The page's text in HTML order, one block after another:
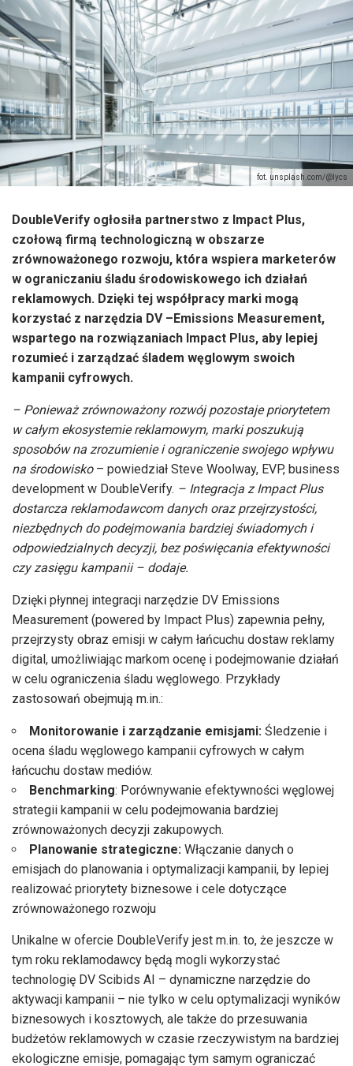
fot. unsplash.com/@lycs
DoubleVerify ogłosiła partnerstwo z Impact Plus,
czołową firmą technologiczną w obszarze
zrównoważonego rozwoju, która wspiera marketerów
w ograniczaniu śladu środowiskowego ich działań
reklamowych. Dzięki tej współpracy marki mogą
korzystać z narzędzia DV –Emissions Measurement,
wspartego na rozwiązaniach Impact Plus, aby lepiej
rozumieć i zarządzać śladem węglowym swoich
kampanii cyfrowych.
– Ponieważ zrównoważony rozwój pozostaje priorytetem
w całym ekosystemie reklamowym, marki poszukują
sposobów na zrozumienie i ograniczenie swojego wpływu
na środowisko– powiedział Steve Woolway, EVP, business
development w DoubleVerify. – Integracja z Impact Plus
dostarcza reklamodawcom danych oraz przejrzystości,
niezbędnych do podejmowania bardziej świadomych i
odpowiedzialnych decyzji, bez poświęcania efektywności
czy zasięgu kampanii – dodaje.
Dzięki płynnej integracji narzędzie DV Emissions
Measurement (powered by Impact Plus) zapewnia pełny,
przejrzysty obraz emisji w całym łańcuchu dostaw reklamy
digital, umożliwiając markom ocenę i podejmowanie działań
w celu ograniczenia śladu węglowego. Przykłady
zastosowań obejmują m.in.:
Monitorowanie i zarządzanie emisjami: Śledzenie i
ocena śladu węglowego kampanii cyfrowych w całym
łańcuchu dostaw mediów.
Benchmarking: Porównywanie efektywności węglowej
strategii kampanii w celu podejmowania bardziej
zrównoważonych decyzji zakupowych.
Planowanie strategiczne: Włączanie danych o
emisjach do planowania i optymalizacji kampanii, by lepiej
realizować priorytety biznesowe i cele dotyczące
zrównoważonego rozwoju
Unikalne w ofercie DoubleVerify jest m.in. to, że jeszcze w
tym roku reklamodawcy będą mogli wykorzystać
technologię DV Scibids AI – dynamiczne narzędzie do
aktywacji kampanii – nie tylko w celu optymalizacji wyników
biznesowych i kosztowych, ale także do przesuwania
budżetów reklamowych w czasie rzeczywistym na bardziej
ekologiczne emisje, pomagając tym samym ograniczać